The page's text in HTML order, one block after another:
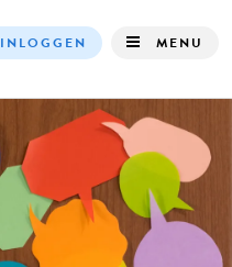
navigation
INLOGGEN MENU